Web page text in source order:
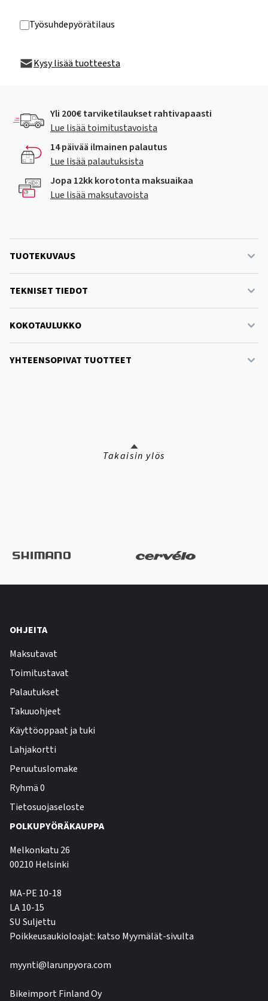
Työsuhdepyörätilaus
Kysy lisää tuotteesta
Yli 200€ tarviketilaukset rahtivapaasti
Lue lisää toimitustavoista
14 päivää ilmainen palautus
Lue lisää palautuksista
Jopa 12kk korotonta maksuaikaa
Lue lisää maksutavoista
TUOTEKUVAUS
TEKNISET TIEDOT
KOKOTAULUKKO
YHTEENSOPIVAT TUOTTEET
Takaisin ylös
OHJEITA
Maksutavat
Toimitustavat
Palautukset
Takuuohjeet
Käyttöoppaat ja tuki
Lahjakortti
Peruutuslomake
Ryhmä 0
Tietosuojaseloste
POLKUPYÖRÄKAUPPA
Melkonkatu 26
00210 Helsinki
MA-PE 10-18
LA 10-15
SU Suljettu
Poikkeusaukioloajat: katso Myymälät-sivulta
myynti@larunpyora.com
Bikeimport Finland Oy